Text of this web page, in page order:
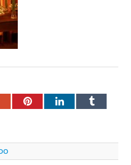
Google+PinterestLinkedInTumblr